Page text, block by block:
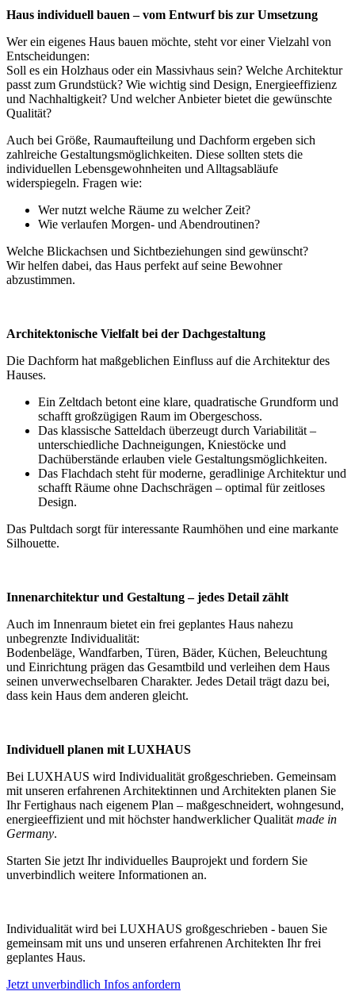
Haus individuell bauen – vom Entwurf bis zur Umsetzung
Wer ein eigenes Haus bauen möchte, steht vor einer Vielzahl von
Entscheidungen:
Soll es ein Holzhaus oder ein Massivhaus sein? Welche Architektur
passt zum Grundstück? Wie wichtig sind Design, Energieeffizienz
und Nachhaltigkeit? Und welcher Anbieter bietet die gewünschte
Qualität?
Auch bei Größe, Raumaufteilung und Dachform ergeben sich
zahlreiche Gestaltungsmöglichkeiten. Diese sollten stets die
individuellen Lebensgewohnheiten und Alltagsabläufe
widerspiegeln. Fragen wie:
Wer nutzt welche Räume zu welcher Zeit?
Wie verlaufen Morgen- und Abendroutinen?
Welche Blickachsen und Sichtbeziehungen sind gewünscht?
Wir helfen dabei, das Haus perfekt auf seine Bewohner
abzustimmen.
Architektonische Vielfalt bei der Dachgestaltung
Die Dachform hat maßgeblichen Einfluss auf die Architektur des
Hauses.
Ein Zeltdach betont eine klare, quadratische Grundform und
schafft großzügigen Raum im Obergeschoss.
Das klassische Satteldach überzeugt durch Variabilität –
unterschiedliche Dachneigungen, Kniestöcke und
Dachüberstände erlauben viele Gestaltungsmöglichkeiten.
Das Flachdach steht für moderne, geradlinige Architektur und
schafft Räume ohne Dachschrägen – optimal für zeitloses
Design.
Das Pultdach sorgt für interessante Raumhöhen und eine markante
Silhouette.
Innenarchitektur und Gestaltung – jedes Detail zählt
Auch im Innenraum bietet ein frei geplantes Haus nahezu
unbegrenzte Individualität:
Bodenbeläge, Wandfarben, Türen, Bäder, Küchen, Beleuchtung
und Einrichtung prägen das Gesamtbild und verleihen dem Haus
seinen unverwechselbaren Charakter. Jedes Detail trägt dazu bei,
dass kein Haus dem anderen gleicht.
Individuell planen mit LUXHAUS
Bei LUXHAUS wird Individualität großgeschrieben. Gemeinsam
mit unseren erfahrenen Architektinnen und Architekten planen Sie
Ihr Fertighaus nach eigenem Plan – maßgeschneidert, wohngesund,
energieeffizient und mit höchster handwerklicher Qualitätmade in
Germany.
Starten Sie jetzt Ihr individuelles Bauprojekt und fordern Sie
unverbindlich weitere Informationen an.
Individualität wird bei LUXHAUS großgeschrieben - bauen Sie
gemeinsam mit uns und unseren erfahrenen Architekten Ihr frei
geplantes Haus.
Jetzt unverbindlich Infos anfordern